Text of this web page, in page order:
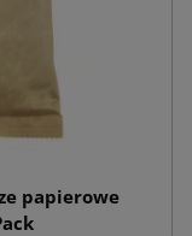
papierowe